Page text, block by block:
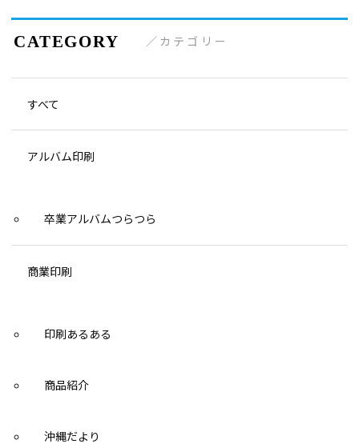
ビ
ゲー
ショ
ン
カテゴリー
すべて
アルバム印刷
卒業アルバムつらつら
商業印刷
印刷あるある
商品紹介
沖縄だより